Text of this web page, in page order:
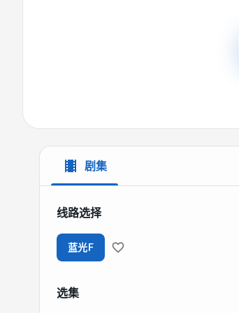
剧集
线路选择
蓝光F
选集